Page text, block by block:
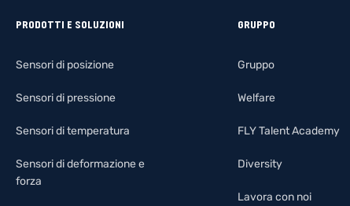
PRODOTTI E SOLUZIONI
Sensori di posizione
Sensori di pressione
Sensori di temperatura
Sensori di deformazione e
forza
GRUPPO
Gruppo
Welfare
FLY Talent Academy
Diversity
Lavora con noi